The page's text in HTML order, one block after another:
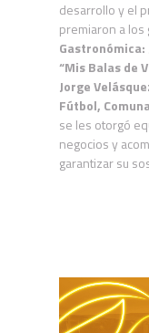
desarrollo y el
premiaron a
“Mis Balas de
Jorge
Fútbol,
se les otorgó
negocios y
garantizar su